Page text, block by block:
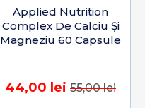
Applied Nutrition
Complex De Calciu Și
Magneziu 60 Capsule
44,00 lei 55,00 lei